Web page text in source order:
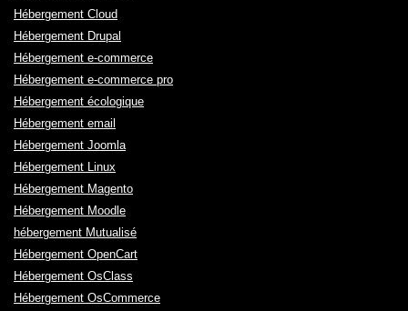
Hébergement Cloud
Hébergement Drupal
Hébergement e-commerce
Hébergement e-commerce pro
Hébergement écologique
Hébergement email
Hébergement Joomla
Hébergement Linux
Hébergement Magento
Hébergement Moodle
hébergement Mutualisé
Hébergement OpenCart
Hébergement OsClass
Hébergement OsCommerce